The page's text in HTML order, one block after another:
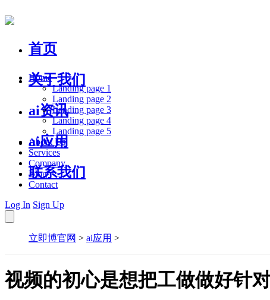
首页
关于我们
ai资讯
ai应用
联系我们
Home
Landing page 1
Landing page 2
Landing page 3
Landing page 4
Landing page 5
About Us
Services
Company
Blog
Contact
Log In Sign Up
立即博官网 > ai应用 >
视频的初心是想把工做做好针